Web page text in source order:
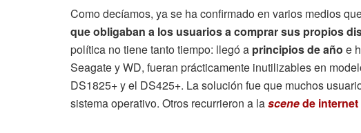
Como decíamos, ya se ha confirmado en varios medios
que obligaban a los usuarios a comprar sus propios
política no tiene tanto tiempo: llegó a principios de año e
Seagate y WD, fueran prácticamente inutilizables en
DS1825+ y el DS425+. La solución fue que muchos
sistema operativo. Otros recurrieron a lascenede internet